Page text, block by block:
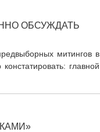
ОБСУЖДАТЬ
митингов в
главной